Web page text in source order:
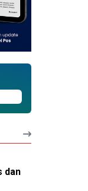
dan